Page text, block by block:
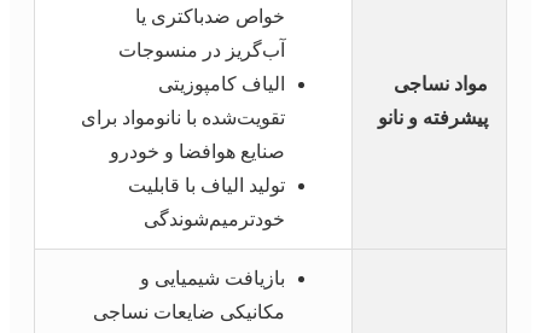
مواد نساجی
پیشرفته و نانو
خواص ضدباکتری یا
آب‌گریز در منسوجات
الیاف کامپوزیتی
تقویت‌شده با نانومواد برای
صنایع هوافضا و خودرو
تولید الیاف با قابلیت
خودترمیم‌شوندگی
بازیافت شیمیایی و
مکانیکی ضایعات نساجی